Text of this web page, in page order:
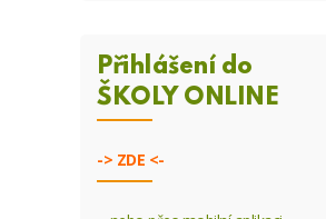
Přihlášení do
ŠKOLY ONLINE
-> ZDE <-